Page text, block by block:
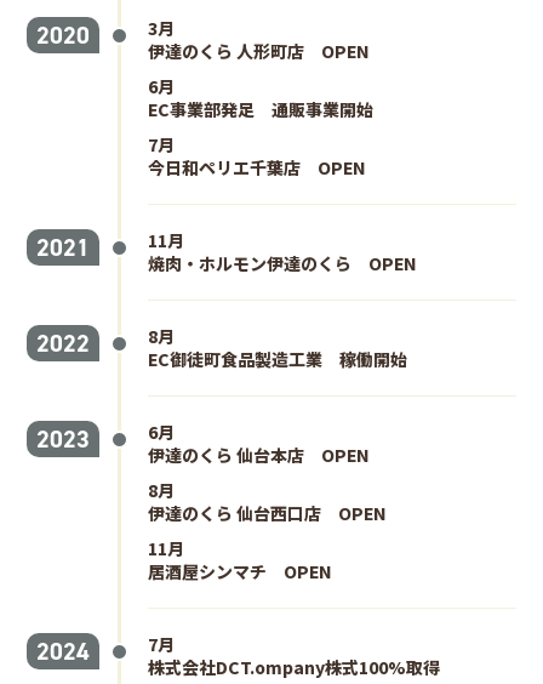
2020
3月
伊達のくら 人形町店 OPEN
6月
EC事業部発足 通販事業開始
7月
今日和ペリエ千葉店 OPEN
2021
11月
焼肉・ホルモン伊達のくら OPEN
2022
8月
EC御徒町食品製造工業 稼働開始
2023
6月
伊達のくら 仙台本店 OPEN
8月
伊達のくら 仙台西口店 OPEN
11月
居酒屋シンマチ OPEN
2024
7月
株式会社DCT.ompany株式100%取得